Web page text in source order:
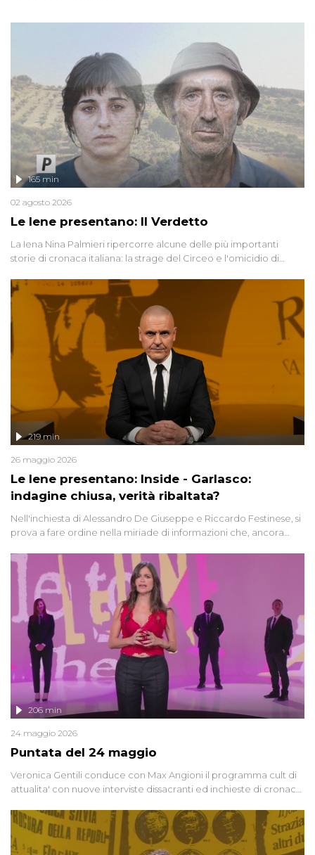
Le Iene presentano: Il Verdetto
165 min
02 agosto 2026
La Iena Nina Palmieri ripercorre alcune delle più importanti
storie di cronaca italiana: la strage del Circeo e l'omicidio di
Le Iene presentano: Inside - Garlasco:
indagine chiusa, verità ribaltata?
219 min
26 maggio 2026
Nell'inchiesta di Alessandro De Giuseppe e Riccardo Festinese, si
prova a fare ordine nella miriade di informazioni che, ancora
giudiziarie più discusse degli ultimi anni. Lo speciale ricostruisce la
vicenda mettendo in fila testimonianze, errori, dettagli
controversi e i protagonisti di un'indagine che sembra non avere
fine.
Puntata del 24 maggio
206 min
24 maggio 2026
Veronica Gentili conduce con Max Angioni il programma cult di
attualita' con nuove interviste dissacranti ed inchieste di cronaca